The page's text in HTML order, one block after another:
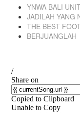
YNWA BALI
JADILAH YANG
THE BEST
BERJUANGLAH